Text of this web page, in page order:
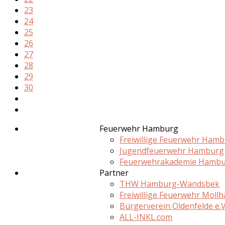
23
24
25
26
27
28
29
30
Feuerwehr Hamburg
Freiwillige Feuerwehr
Jugendfeuerwehr Hamburg
Feuerwehrakademie
Partner
THW Hamburg-Wandsbek
Freiwillige Feuerwehr
Bürgerverein Oldenfelde
ALL-INKL.com